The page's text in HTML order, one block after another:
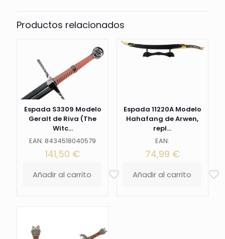
Productos relacionados
Espada S3309 Modelo
Geralt de Riva (The
Witc...
EAN: 8434518040579
141,50 €
Añadir al carrito
Espada 11220A Modelo
Hahafang de Arwen,
repl...
EAN:
74,99 €
Añadir al carrito